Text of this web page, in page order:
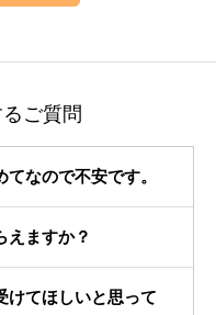
ご質問
なので不安です。
えますか？
けてほしいと思って
声